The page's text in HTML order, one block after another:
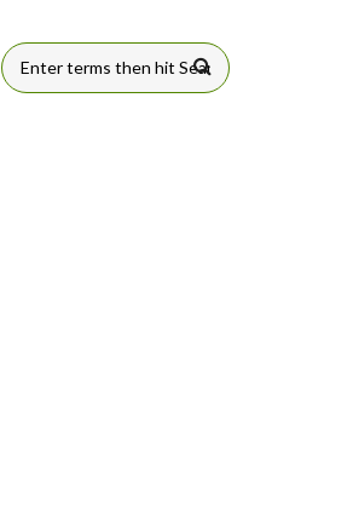
FORMULÁRIO